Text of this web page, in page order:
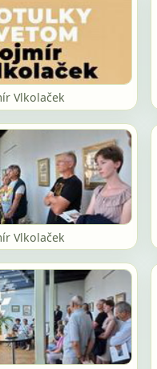
Vlkolaček
Vlkolaček